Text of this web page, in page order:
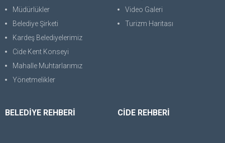
Müdürlükler
Belediye Şirketi
Kardeş Belediyelerimiz
Cide Kent Konseyi
Mahalle Muhtarlarımız
Yönetmelikler
Video Galeri
Turizm Haritası
BELEDİYE REHBERİ CİDE REHBERİ